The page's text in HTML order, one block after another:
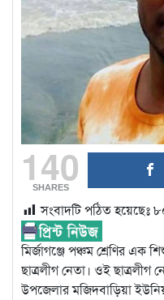
140
SHARES
সংবাদটি পঠিত হয়েছেঃ
মির্জাগঞ্জে পঞ্চম শ্রেণির এক
ছাত্রলীগ নেতা। ওই
উপজেলার মজিদবাড়িয়া